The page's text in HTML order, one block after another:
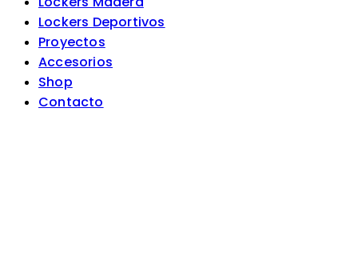
Lockers Deportivos
Proyectos
Accesorios
Shop
Contacto